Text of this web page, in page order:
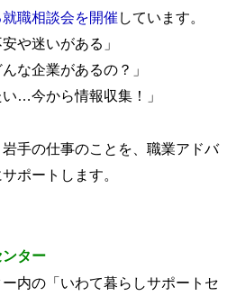
職相談会を開催 しています。
や迷いがある」
な企業があるの？」
…今から情報収集！」
手の仕事のことを、職業アドバ
ポートします。
ター
内の「いわて暮らしサポートセ